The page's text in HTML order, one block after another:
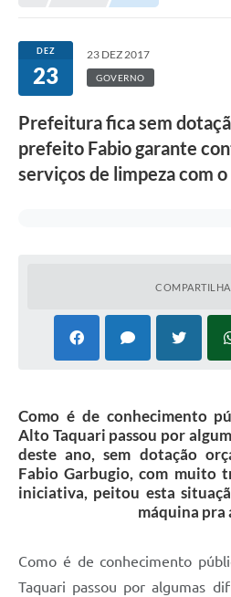
DEZ
23
23 DEZ 2017
GOVERNO
Prefeitura fica sem
prefeito Fabio garante
serviços de limpeza com
Como é de conhecimento
Alto Taquari passou por
deste ano, sem dotação
Fabio Garbugio, com muito
iniciativa, peitou esta
máquina pra
Como é de conhecimento
Taquari passou por algumas